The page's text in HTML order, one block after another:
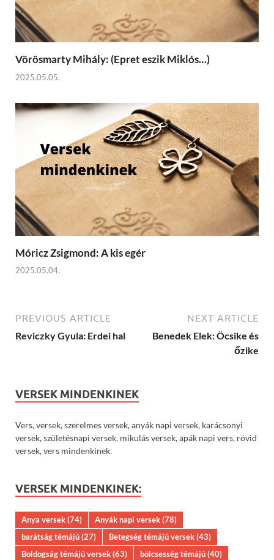
Vörösmarty Mihály: (Epret eszik Miklós…)
2025.05.05.
Móricz Zsigmond: A kis egér
2025.05.04.
PREVIOUS ARTICLE
Reviczky Gyula: Erdei hal
NEXT ARTICLE
Benedek Elek: Öcsike és
őzike
VERSEK MINDENKINEK
Vers, versek, szerelmes versek, anyák napi versek, karácsonyi
versek, születésnapi versek, mikulás versek, apák napi vers, rövid
versek, vers mindenkinek.
VERSEK MINDENKINEK:
Anya versek(74) Anyák napi versek(78)
barátság témájú(27) Betegség témájú versek(43)
Boldogság témájú versek(63) bölcsesség témájú(40)